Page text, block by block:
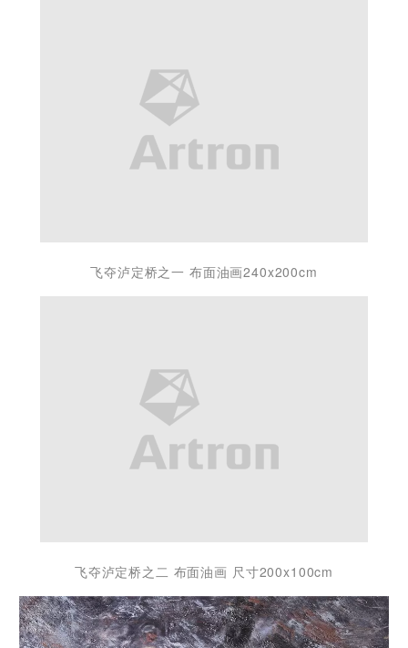
飞夺泸定桥之一 布面油画240x200cm
飞夺泸定桥之二 布面油画 尺寸200x100cm